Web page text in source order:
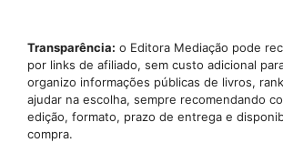
Transparência: o Editora Mediação pode
por links de afiliado, sem custo adicional
organizo informações públicas de livros,
ajudar na escolha, sempre recomendando
edição, formato, prazo de entrega e
compra.